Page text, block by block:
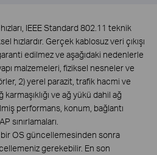
IEEE Standard 802.11 teknik
hızlardır. Gerçek kablosuz veri çıkışı
edilmez ve aşağıdaki nedenlerle
malzemeleri, fiziksel nesneler ve
2) yerel parazit, trafik hacmi ve
ve ağ yükü dahil ağ
performans, konum, bağlantı
sınırlamaları.
OS güncellemesinden sonra
gerekebilir. En son